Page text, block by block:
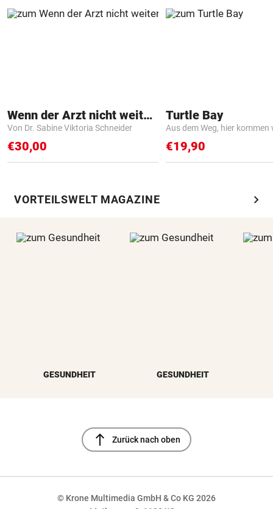
Wenn der Arzt nicht weiter weiß
Von Dr. Sabine Viktoria Schneider
€30,00
Turtle Bay
Aus dem Weg, hier kommen
€19,90
VORTEILSWELT MAGAZINE chevron_right
GESUNDHEIT GESUNDHEIT
north Zurück nach oben
© Krone Multimedia GmbH & Co KG 2026